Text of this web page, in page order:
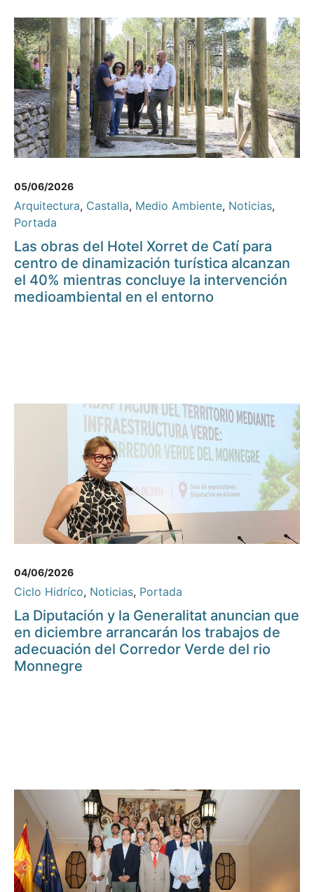
05/06/2026
Arquitectura, Castalla, Medio Ambiente, Noticias,
Portada
Las obras del Hotel Xorret de Catí para
centro de dinamización turística alcanzan
el 40% mientras concluye la intervención
medioambiental en el entorno
04/06/2026
Ciclo Hidríco, Noticias, Portada
La Diputación y la Generalitat anuncian que
en diciembre arrancarán los trabajos de
adecuación del Corredor Verde del rio
Monnegre